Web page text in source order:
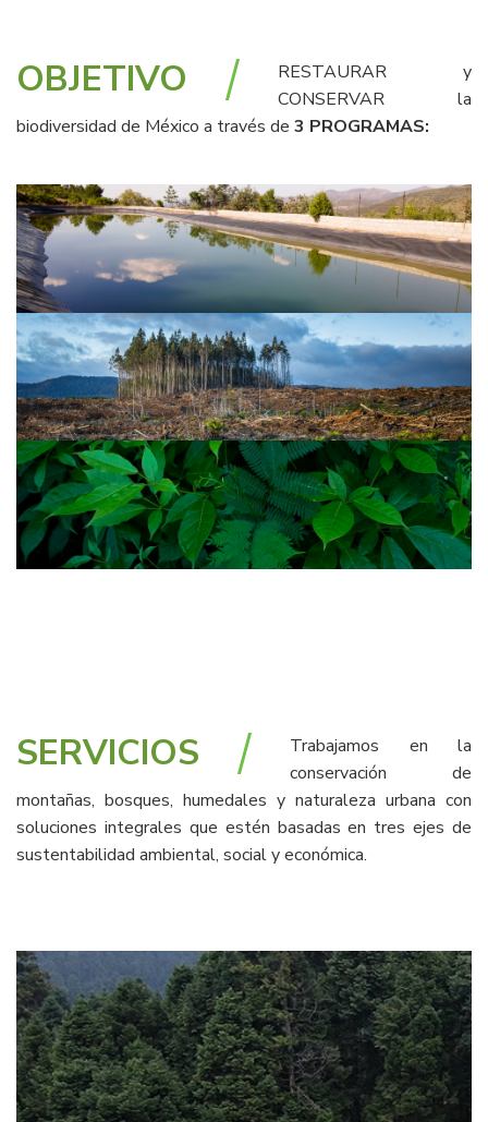
OBJETIVO
RESTAURAR y
CONSERVAR la
biodiversidad de México a través de 3 PROGRAMAS:
SERVICIOS
Trabajamos en la
conservación de
montañas, bosques, humedales y naturaleza urbana con
soluciones integrales que estén basadas en tres ejes de
sustentabilidad ambiental, social y económica.